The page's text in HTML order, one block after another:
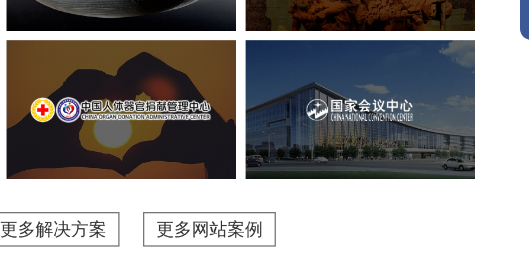
公司展厅设计
北京展厅设计 产品展厅设计
中国人体器官捐献管理中心
国企 品牌官网
网站设计
国家会议中心
服务行业 专业服务 网站建设 网站设计
更多解决方案 更多网站案例